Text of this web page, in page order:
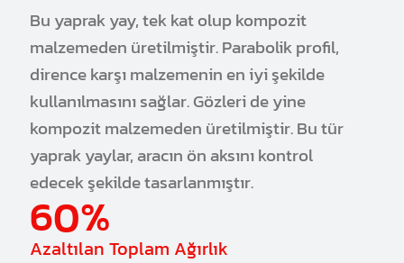
Bu yaprak yay, tek kat olup kompozit
malzemeden üretilmiştir. Parabolik profil,
dirence karşı malzemenin en iyi şekilde
kullanılmasını sağlar. Gözleri de yine
kompozit malzemeden üretilmiştir. Bu tür
yaprak yaylar, aracın ön aksını kontrol
edecek şekilde tasarlanmıştır.
60%
Azaltılan Toplam Ağırlık